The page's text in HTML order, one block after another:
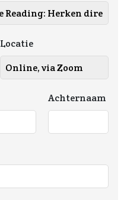
Locatie
Achternaam